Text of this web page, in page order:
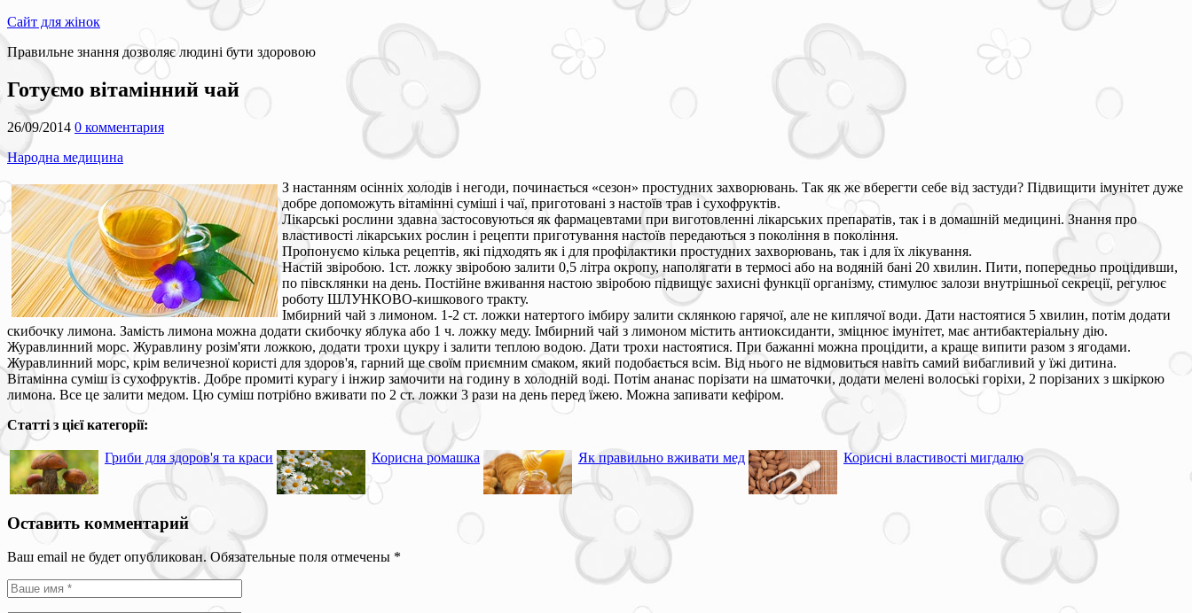
Сайт для жінок
Правильне знання дозволяє людині бути здоровою
Готуємо вітамінний чай
26/09/2014 0 комментария
Народна медицина
З настанням осінніх холодів і негоди, починається «сезон» простудних захворювань. Так як же вберегти себе від застуди? Підвищити імунітет дуже
добре допоможуть вітамінні суміші і чаї, приготовані з настоїв трав і сухофруктів.
Лікарські рослини здавна застосовуються як фармацевтами при виготовленні лікарських препаратів, так і в домашній медицині. Знання про
властивості лікарських рослин і рецепти приготування настоїв передаються з покоління в покоління.
Пропонуємо кілька рецептів, які підходять як і для профілактики простудних захворювань, так і для їх лікування.
Настій звіробою. 1ст. ложку звіробою залити 0,5 літра окропу, наполягати в термосі або на водяній бані 20 хвилин. Пити, попередньо процідивши,
по півсклянки на день. Постійне вживання настою звіробою підвищує захисні функції організму, стимулює залози внутрішньої секреції, регулює
роботу ШЛУНКОВО-кишкового тракту.
Імбирний чай з лимоном. 1-2 ст. ложки натертого імбиру залити склянкою гарячої, але не киплячої води. Дати настоятися 5 хвилин, потім додати
скибочку лимона. Замість лимона можна додати скибочку яблука або 1 ч. ложку меду. Імбирний чай з лимоном містить антиоксиданти, зміцнює імунітет, має антибактеріальну дію.
Журавлинний морс. Журавлину розім'яти ложкою, додати трохи цукру і залити теплою водою. Дати трохи настоятися. При бажанні можна процідити, а краще випити разом з ягодами.
Журавлинний морс, крім величезної користі для здоров'я, гарний ще своїм приємним смаком, який подобається всім. Від нього не відмовиться навіть самий вибагливий у їжі дитина.
Вітамінна суміш із сухофруктів. Добре промиті курагу і інжир замочити на годину в холодній воді. Потім ананас порізати на шматочки, додати мелені волоські горіхи, 2 порізаних з шкіркою
лимона. Все це залити медом. Цю суміш потрібно вживати по 2 ст. ложки 3 рази на день перед їжею. Можна запивати кефіром.
Статті з цієї категорії:
Гриби для здоров'я та краси Корисна ромашка Як правильно вживати мед Корисні властивості мигдалю
Оставить комментарий
Ваш email не будет опубликован. Обязательные поля отмечены *